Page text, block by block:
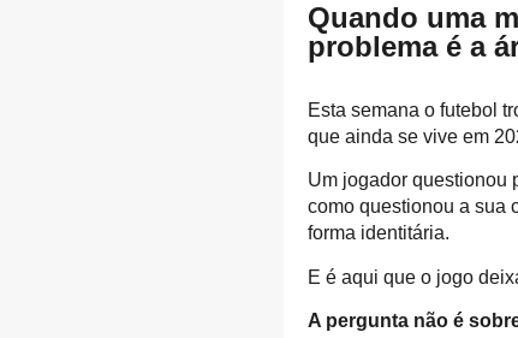
Quando uma
problema é a
Esta semana o futebol
que ainda se vive em
Um jogador questionou
como questionou a sua
forma identitária.
E é aqui que o jogo
A pergunta não é